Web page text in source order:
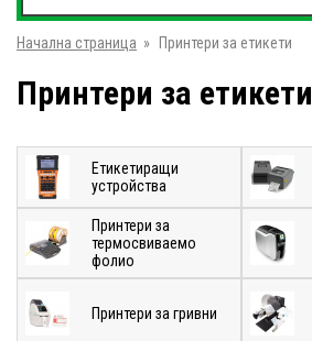
Начална страница » Принтери за етикети
Принтери за етикети
Етикетиращи
устройства
Принтери за
термосвиваемо
фолио
Принтери за гривни